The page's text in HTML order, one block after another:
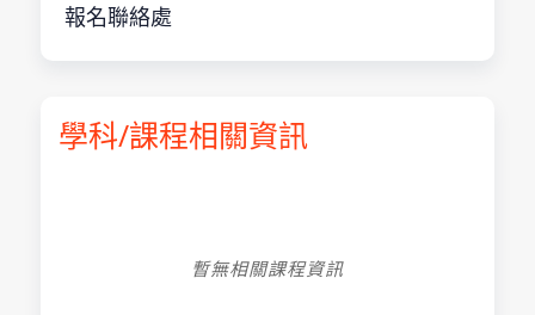
報名聯絡處
學科/課程相關資訊
暫無相關課程資訊